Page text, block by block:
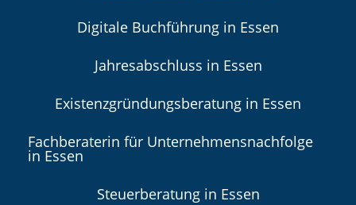
Digitale Buchführung in Essen
Jahresabschluss in Essen
Existenzgründungsberatung in Essen
Fachberaterin für Unternehmensnachfolge
in Essen
Steuerberatung in Essen